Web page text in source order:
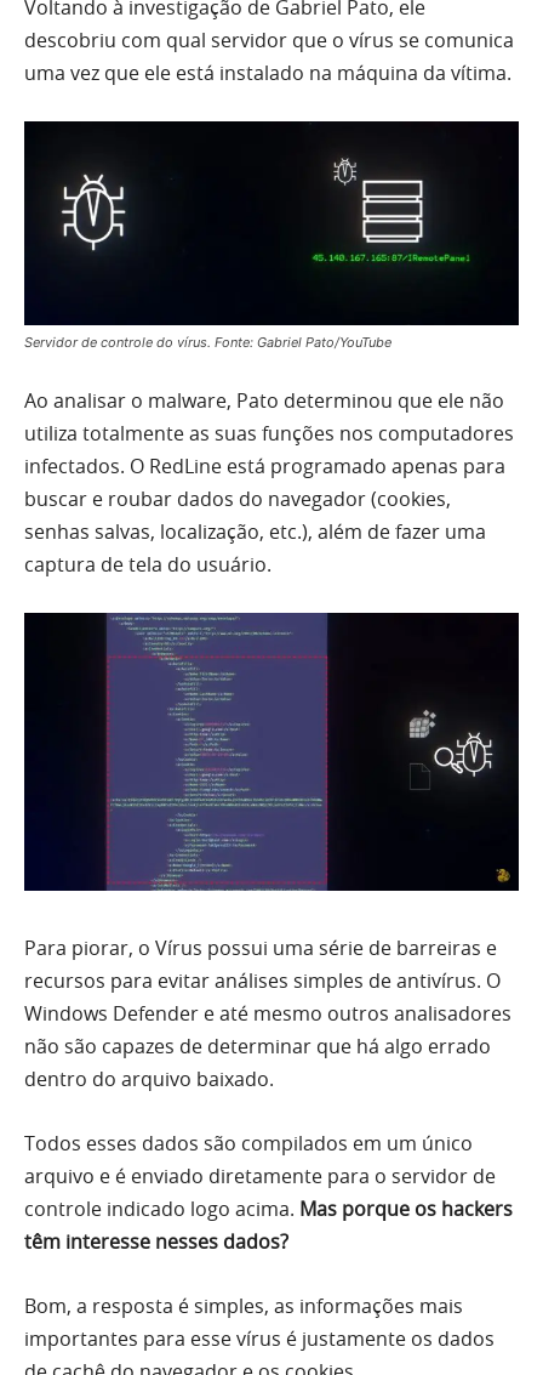
Voltando à investigação de Gabriel Pato, ele
descobriu com qual servidor que o vírus se comunica
uma vez que ele está instalado na máquina da vítima.
Servidor de controle do vírus. Fonte: Gabriel Pato/YouTube
Ao analisar o malware, Pato determinou que ele não
utiliza totalmente as suas funções nos computadores
infectados. O RedLine está programado apenas para
buscar e roubar dados do navegador (cookies,
senhas salvas, localização, etc.), além de fazer uma
captura de tela do usuário.
Para piorar, o Vírus possui uma série de barreiras e
recursos para evitar análises simples de antivírus. O
Windows Defender e até mesmo outros analisadores
não são capazes de determinar que há algo errado
dentro do arquivo baixado.
Todos esses dados são compilados em um único
arquivo e é enviado diretamente para o servidor de
controle indicado logo acima. Mas porque os hackers
têm interesse nesses dados?
Bom, a resposta é simples, as informações mais
importantes para esse vírus é justamente os dados